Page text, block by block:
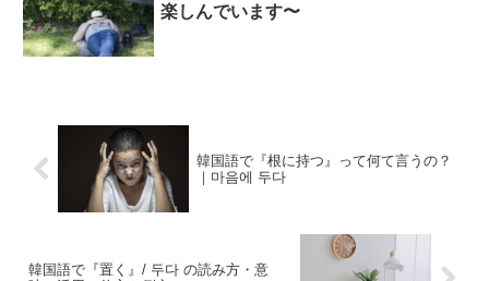
楽しんでいます〜
韓国語で『根に持つ』って何て言うの？
｜마음에 두다
韓国語で『置く』/ 두다 の読み方・意